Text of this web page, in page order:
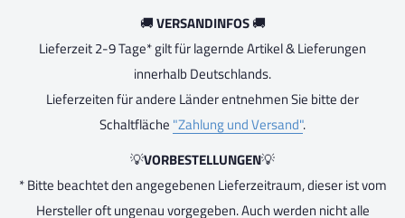
🚚VERSANDINFOS🚚
Lieferzeit 2-9 Tage* gilt für lagernde Artikel & Lieferungen
innerhalb Deutschlands.
Lieferzeiten für andere Länder entnehmen Sie bitte der
Schaltfläche "Zahlung und Versand".
💡VORBESTELLUNGEN💡
* Bitte beachtet den angegebenen Lieferzeitraum, dieser ist vom
Hersteller oft ungenau vorgegeben. Auch werden nicht alle